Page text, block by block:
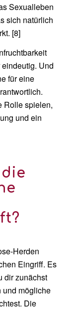
Sexualleben
sich natürlich
[8]
Und
für eine
Rolle spielen,
und ein
Herden
Eingriff. Es
dir zunächst
und mögliche
Die